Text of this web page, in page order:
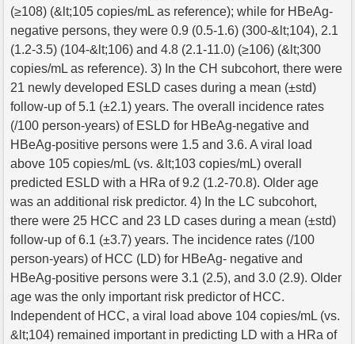
(≥108) (&lt;105 copies/mL as reference); while for HBeAg-
negative persons, they were 0.9 (0.5-1.6) (300-&lt;104), 2.1
(1.2-3.5) (104-&lt;106) and 4.8 (2.1-11.0) (≥106) (&lt;300
copies/mL as reference). 3) In the CH subcohort, there were
21 newly developed ESLD cases during a mean (±std)
follow-up of 5.1 (±2.1) years. The overall incidence rates
(/100 person-years) of ESLD for HBeAg-negative and
HBeAg-positive persons were 1.5 and 3.6. A viral load
above 105 copies/mL (vs. &lt;103 copies/mL) overall
predicted ESLD with a HRa of 9.2 (1.2-70.8). Older age
was an additional risk predictor. 4) In the LC subcohort,
there were 25 HCC and 23 LD cases during a mean (±std)
follow-up of 6.1 (±3.7) years. The incidence rates (/100
person-years) of HCC (LD) for HBeAg- negative and
HBeAg-positive persons were 3.1 (2.5), and 3.0 (2.9). Older
age was the only important risk predictor of HCC.
Independent of HCC, a viral load above 104 copies/mL (vs.
&lt;104) remained important in predicting LD with a HRa of